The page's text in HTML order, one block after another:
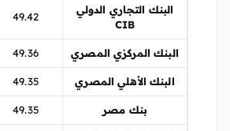
البنك التجاري الدولي
CIB
49.42
البنك المركزي المصري 49.36
البنك الأهلي المصري 49.35
بنك مصر 49.35